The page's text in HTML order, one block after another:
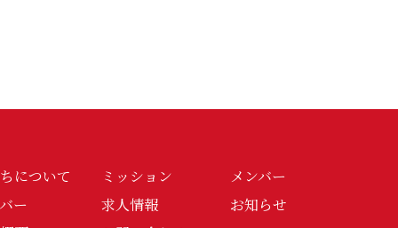
について ミッション
メンバー
ー
求人情報
お知らせ